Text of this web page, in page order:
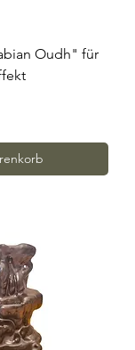
Oudh" für